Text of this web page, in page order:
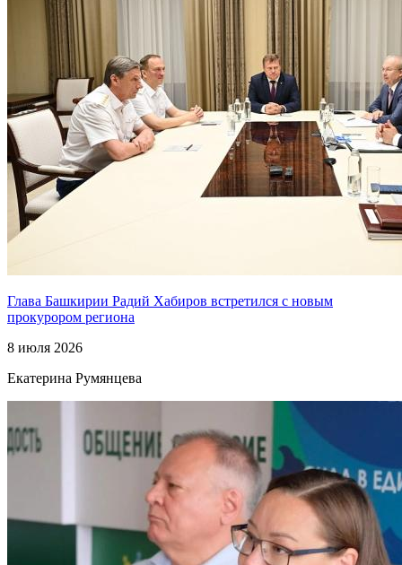
Глава Башкирии Радий Хабиров встретился с новым
прокурором региона
8 июля 2026
Екатерина Румянцева